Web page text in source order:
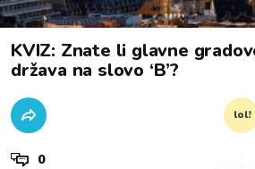
KVIZ: Znate li glavne
država na slovo ‘B’?
lol!
0